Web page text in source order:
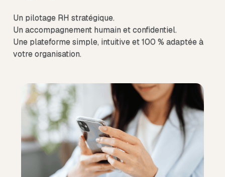
Un pilotage RH stratégique.
Un accompagnement humain et confidentiel.
Une plateforme simple, intuitive et 100 % adaptée à
votre organisation.